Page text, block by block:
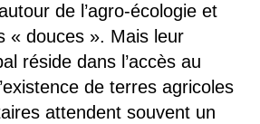
de l’agro-écologie et
« douces ». Mais leur
réside dans l’accès au
de terres agricoles
attendent souvent un